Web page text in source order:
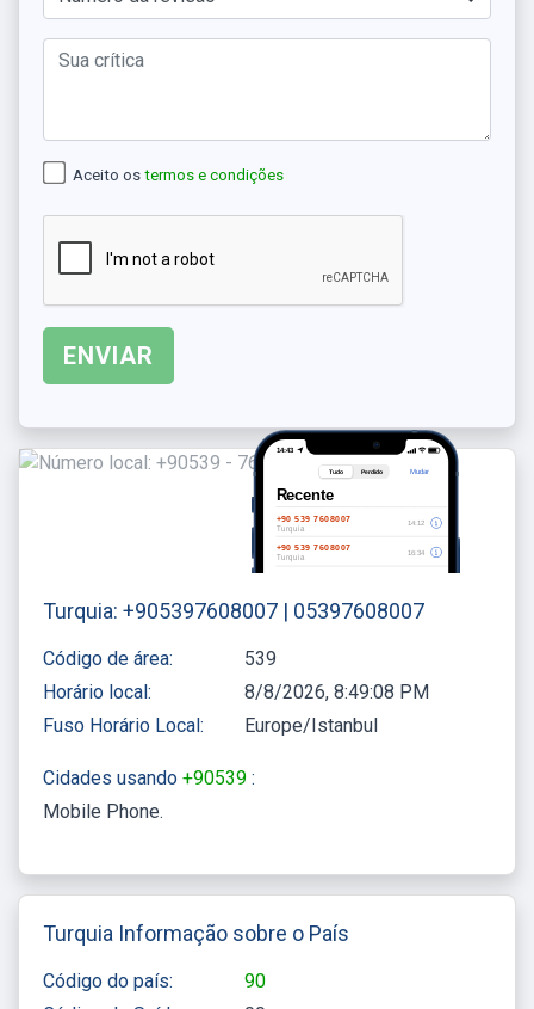
Aceito os termos e condições
Turquia: +905397608007 | 05397608007
Código de área:
539
Horário local:
8/8/2026, 8:49:08 PM
Fuso Horário Local:
Europe/Istanbul
Cidades usando +90539 :
Mobile Phone
Turquia Informação sobre o País
Código do país:
90